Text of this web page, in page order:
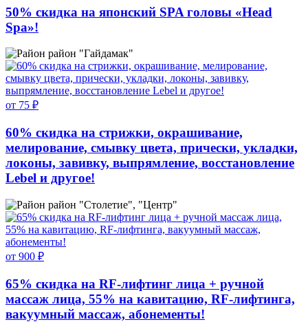
50% скидка на японский SPA головы «Head
Spa»!
район "Гайдамак"
от 75 ₽
60% скидка на стрижки, окрашивание,
мелирование, смывку цвета, прически, укладки,
локоны, завивку, выпрямление, восстановление
Lebel и другое!
район "Столетие", "Центр"
от 900 ₽
65% скидка на RF-лифтинг лица + ручной
массаж лица, 55% на кавитацию, RF-лифтинга,
вакуумный массаж, абонементы!